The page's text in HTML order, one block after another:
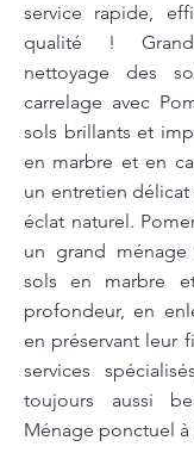
service rapide,
qualité !
nettoyage des
carrelage avec
sols brillants et
en marbre et en
un entretien
éclat naturel.
un grand
sols en marbre
profondeur, en
en préservant leur
services
toujours aussi
Ménage ponctuel